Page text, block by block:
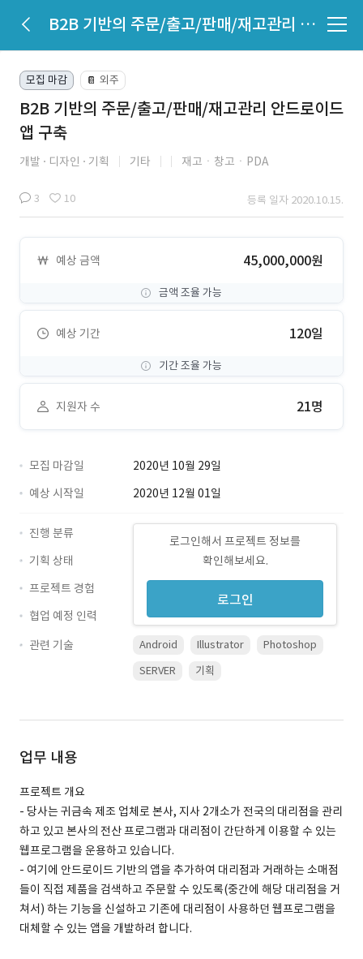
B2B 기반의 주문/출고/판매/재고관리 안드로이드 앱 구축
모집 마감 📔 외주
B2B 기반의 주문/출고/판매/재고관리 안드로이드
앱 구축
개발 디자인 기획 기타 재고ㆍ창고ㆍPDA
3 10 등록 일자 2020.10.15.
예상 금액 45,000,000원
금액 조율 가능
예상 기간 120일
기간 조율 가능
지원자 수 21명
모집 마감일
2020년 10월 29일
예상 시작일
2020년 12월 01일
로그인해서 프로젝트 정보를
확인해보세요.
로그인
진행 분류
기획 상태
프로젝트 경험
협업 예정 인력
관련 기술
Android Illustrator
Photoshop
SERVER
기획
업무 내용
프로젝트 개요
- 당사는 귀금속 제조 업체로 본사, 지사 2개소가 전국의 대리점을 관리
하고 있고 본사의 전산 프로그램과 대리점이 간단하게 이용할 수 있는
웹프로그램을 운용하고 있습니다.
- 여기에 안드로이드 기반의 앱을 추가하여 대리점과 거래하는 소매점
들이 직접 제품을 검색하고 주문할 수 있도록(중간에 해당 대리점을 거
쳐서) 하는 기능을 신설하고 기존에 대리점이 사용하던 웹프로그램을
대체할 수 있는 앱을 개발하려 합니다.